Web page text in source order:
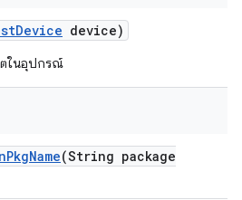
Device device)
ตในอุปกรณ์
PkgName(String package